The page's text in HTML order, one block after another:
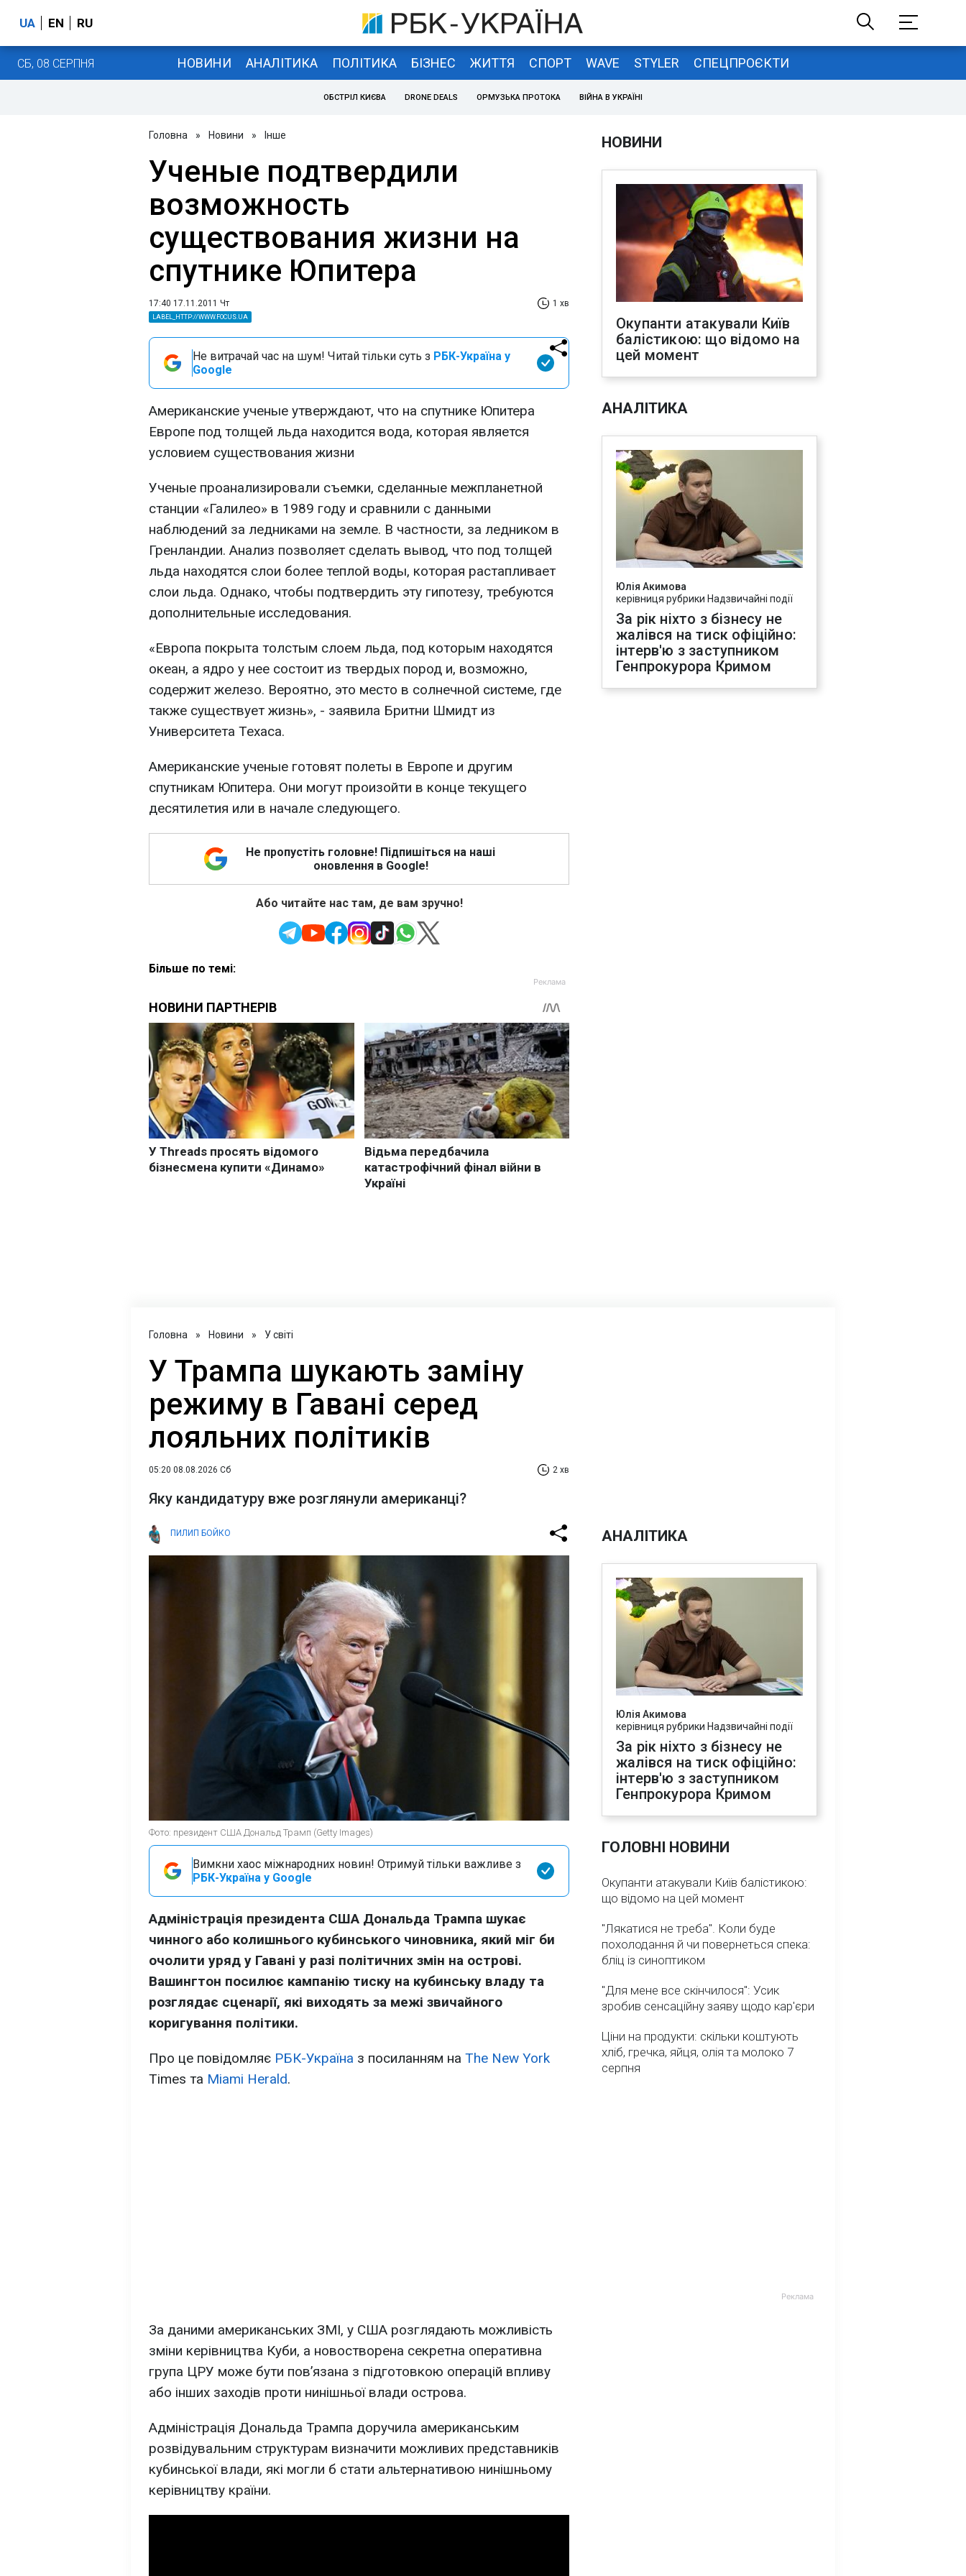
UA EN RU
СБ, 08 СЕРПНЯ НОВИНИ АНАЛІТИКА ПОЛІТИКА БІЗНЕС ЖИТТЯ СПОРТ WAVE STYLER СПЕЦПРОЄКТИ
ОБСТРІЛ КИЄВА DRONE DEALS ОРМУЗЬКА ПРОТОКА ВІЙНА В УКРАЇНІ
Головна » Новини » Інше
Ученые подтвердили
возможность
существования жизни на
спутнике Юпитера
17:40 17.11.2011 Чт 1 хв
LABEL_HTTP://WWW.FOCUS.UA
Не витрачай час на шум! Читай тільки суть з РБК-Україна у
Google
Американские ученые утверждают, что на спутнике Юпитера
Европе под толщей льда находится вода, которая является
условием существования жизни
Ученые проанализировали съемки, сделанные межпланетной
станции «Галилео» в 1989 году и сравнили с данными
наблюдений за ледниками на земле. В частности, за ледником в
Гренландии. Анализ позволяет сделать вывод, что под толщей
льда находятся слои более теплой воды, которая растапливает
слои льда. Однако, чтобы подтвердить эту гипотезу, требуются
дополнительные исследования.
«Европа покрыта толстым слоем льда, под которым находятся
океан, а ядро у нее состоит из твердых пород и, возможно,
содержит железо. Вероятно, это место в солнечной системе, где
также существует жизнь», - заявила Бритни Шмидт из
Университета Техаса.
Американские ученые готовят полеты в Европе и другим
спутникам Юпитера. Они могут произойти в конце текущего
десятилетия или в начале следующего.
Не пропустіть головне! Підпишіться на наші
оновлення в Google!
Або читайте нас там, де вам зручно!
Більше по темі:
НОВИНИ
Окупанти атакували Київ
балістикою: що відомо на
цей момент
АНАЛІТИКА
Юлія Акимова
керівниця рубрики Надзвичайні події
За рік ніхто з бізнесу не
жалівся на тиск офіційно:
інтерв'ю з заступником
Генпрокурора Кримом
Головна » Новини » У світі
У Трампа шукають заміну
режиму в Гавані серед
лояльних політиків
05:20 08.08.2026 Сб 2 хв
Яку кандидатуру вже розглянули американці?
ПИЛИП БОЙКО
Фото: президент США Дональд Трамп (Getty Images)
Вимкни хаос міжнародних новин! Отримуй тільки важливе з
РБК-Україна у Google
Адміністрація президента США Дональда Трампа шукає
чинного або колишнього кубинського чиновника, який міг би
очолити уряд у Гавані у разі політичних змін на острові.
Вашингтон посилює кампанію тиску на кубинську владу та
розглядає сценарії, які виходять за межі звичайного
коригування політики.
Про це повідомляє РБК-Україна з посиланням на The New York
Times та Miami Herald.
За даними американських ЗМІ, у США розглядають можливість
зміни керівництва Куби, а новостворена секретна оперативна
група ЦРУ може бути пов’язана з підготовкою операцій впливу
або інших заходів проти нинішньої влади острова.
Адміністрація Дональда Трампа доручила американським
розвідувальним структурам визначити можливих представників
кубинської влади, які могли б стати альтернативою нинішньому
керівництву країни.
АНАЛІТИКА
Юлія Акимова
керівниця рубрики Надзвичайні події
За рік ніхто з бізнесу не
жалівся на тиск офіційно:
інтерв'ю з заступником
Генпрокурора Кримом
ГОЛОВНІ НОВИНИ
Окупанти атакували Київ балістикою:
що відомо на цей момент
"Лякатися не треба". Коли буде
похолодання й чи повернеться спека:
бліц із синоптиком
"Для мене все скінчилося": Усик
зробив сенсаційну заяву щодо кар'єри
Ціни на продукти: скільки коштують
хліб, гречка, яйця, олія та молоко 7
серпня